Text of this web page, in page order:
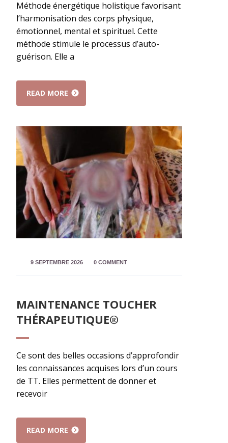
Méthode énergétique holistique favorisant
l’harmonisation des corps physique,
émotionnel, mental et spirituel. Cette
méthode stimule le processus d’auto-
guérison. Elle a
READ MORE
9 SEPTEMBRE 2026 0 COMMENT
MAINTENANCE TOUCHER
THÉRAPEUTIQUE®
Ce sont des belles occasions d’approfondir
les connaissances acquises lors d’un cours
de TT. Elles permettent de donner et
recevoir
READ MORE